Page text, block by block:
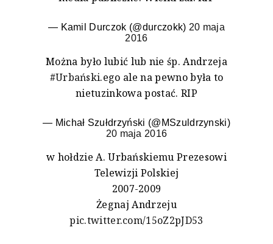
— Kamil Durczok (@durczokk) 20 maja
2016
Można było lubić lub nie śp. Andrzeja
#Urbański.ego ale na pewno była to
nietuzinkowa postać. RIP
— Michał Szułdrzyński (@MSzuldrzynski)
20 maja 2016
w hołdzie A. Urbańskiemu Prezesowi
Telewizji Polskiej
2007-2009
Żegnaj Andrzeju
pic.twitter.com/15oZ2pJD53